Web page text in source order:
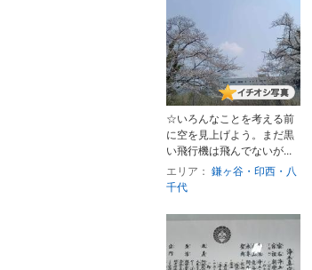
☆いろんなことを考える前
に空を見上げよう。まだ黒
い飛行機は飛んでないが...
エリア： 鎌ヶ谷・印西・八
千代